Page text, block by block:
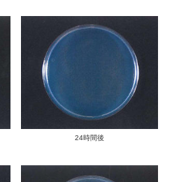
24時間後